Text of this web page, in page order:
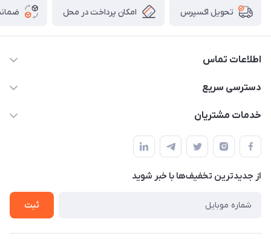
تحویل اکسپرس امکان پرداخت در محل
اطلاعات تماس
09124780957
دسترسی سریع
حساب کاربری
لیست محصولات
درباره ما
خدمات مشتریان
قوانین و مقررات
حریم خصوصی
راهنما
از جدید‌ترین تخفیف‌ها با‌ خبر شوید
ثبت